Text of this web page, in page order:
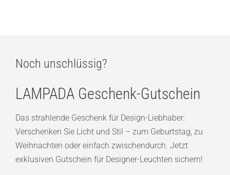
Noch unschlüssig?
LAMPADA Geschenk-Gutschein
Das strahlende Geschenk für Design-Liebhaber:
Verschenken Sie Licht und Stil – zum Geburtstag, zu
Weihnachten oder einfach zwischendurch. Jetzt
exklusiven Gutschein für Designer-Leuchten sichern!